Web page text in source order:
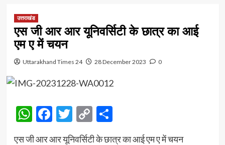
उत्तराखंड
एस जी आर आर यूनिवर्सिटी के छात्र का आई
एम ए में चयन
Uttarakhand Times 24 28 December 2023 0
WhatsApp
Facebook
Twitter
Copy
Link
Share
एस जी आर आर यूनिवर्सिटी के छात्र का आई एम ए में चयन